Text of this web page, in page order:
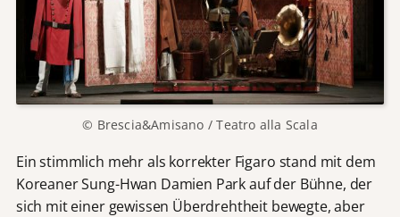
© Brescia&Amisano / Teatro alla Scala
Ein stimmlich mehr als korrekter Figaro stand mit dem
Koreaner Sung-Hwan Damien Park auf der Bühne, der
sich mit einer gewissen Überdrehtheit bewegte, aber